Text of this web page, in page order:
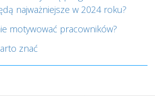
najważniejsze w 2024 roku?
motywować pracowników?
znać